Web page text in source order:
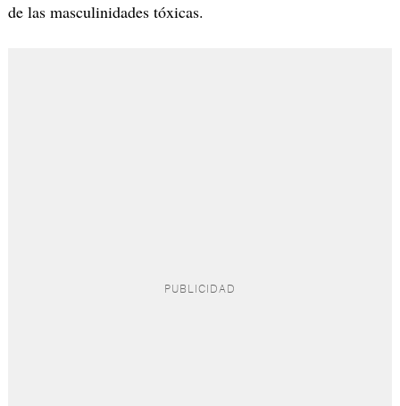
de las masculinidades tóxicas.